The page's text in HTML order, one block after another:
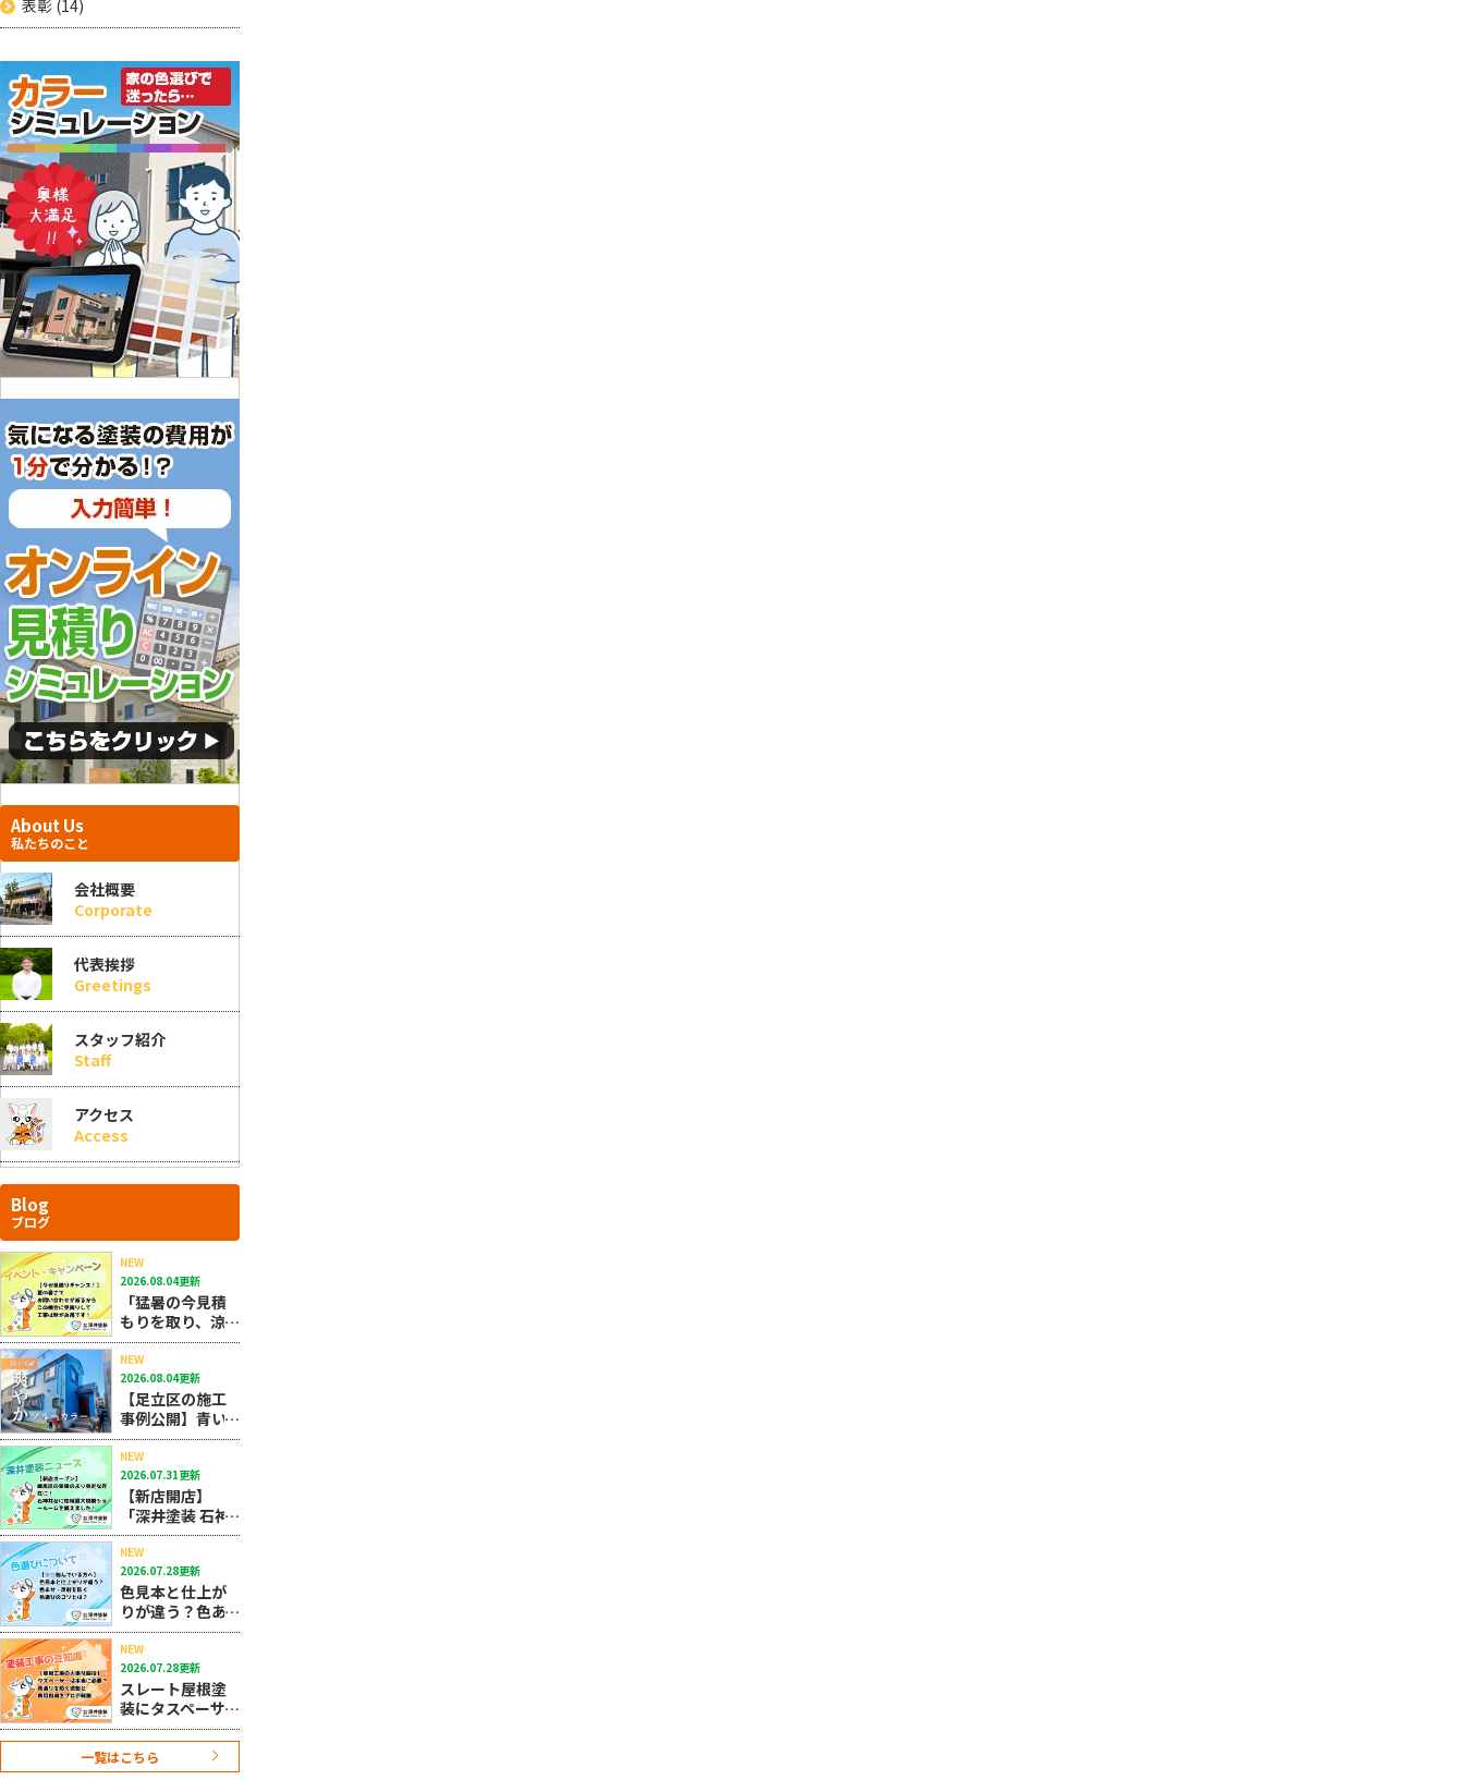
表彰 (14)
About Us
私たちのこと
会社概要
Corporate
代表挨拶
Greetings
スタッフ紹介
Staff
アクセス
Access
Blog
ブログ
NEW
2026.08.04更新
「猛暑の今見積
もりを取り、涼
しい秋に施工す
る」のが圧倒的
にお得で大正解
なんです！！
NEW
2026.08.04更新
【足立区の施工
事例公開】青い
外壁塗装で後悔
しない！おしゃ
れなネイビーの
選び方と費用相
場
NEW
2026.07.31更新
【新店開店】
「深井塗装 石神
井台店」がニュ
ーオープン！練
馬区の皆様のよ
り身近な存在
に！
NEW
2026.07.28更新
色見本と仕上が
りが違う？色あ
せ・反射を防ぐ
色選びのコツと
は？★10/27
NEW
2026.07.28更新
スレート屋根塗
装にタスペーサ
ーは必須？雨漏
りを防ぐ効果・
費用相場・失敗
一覧はこちら